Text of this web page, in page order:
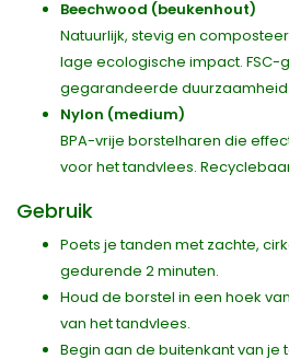
Beechwood (beukenhout)
Natuurlijk, stevig en
lage ecologische impact.
gegarandeerde duurzaamheid.
Nylon (medium)
BPA-vrije borstelharen die
voor het tandvlees.
Gebruik
Poets je tanden met zachte,
gedurende 2 minuten.
Houd de borstel in een hoek
van het tandvlees.
Begin aan de buitenkant van je